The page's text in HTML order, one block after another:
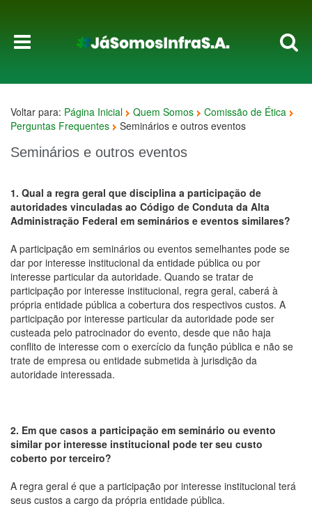
Voltar para: Página Inicial Quem Somos
Comissão de Ética
Perguntas Frequentes
Seminários e outros eventos
Seminários e outros eventos
1. Qual a regra geral que disciplina a participação de
autoridades vinculadas ao Código de Conduta da Alta
Administração Federal em seminários e eventos similares?
A participação em seminários ou eventos semelhantes pode se
dar por interesse institucional da entidade pública ou por
interesse particular da autoridade. Quando se tratar de
participação por interesse institucional, regra geral, caberá à
própria entidade pública a cobertura dos respectivos custos. A
participação por interesse particular da autoridade pode ser
custeada pelo patrocinador do evento, desde que não haja
conflito de interesse com o exercício da função pública e não se
trate de empresa ou entidade submetida à jurisdição da
autoridade interessada.
2. Em que casos a participação em seminário ou evento
similar por interesse institucional pode ter seu custo
coberto por terceiro?
A regra geral é que a participação por interesse institucional terá
seus custos a cargo da própria entidade pública.